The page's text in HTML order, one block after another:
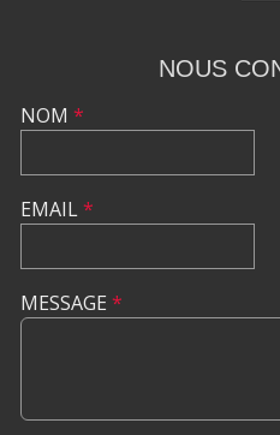
NOUS
NOM *
EMAIL*
MESSAGE *